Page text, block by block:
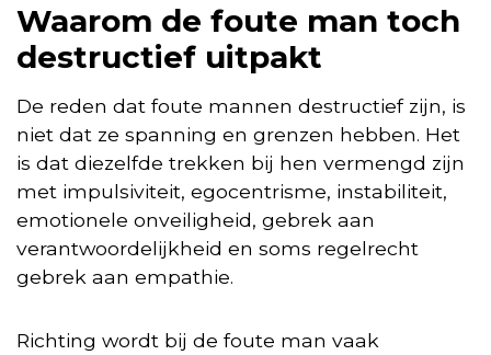
Waarom de foute man toch
destructief uitpakt
De reden dat foute mannen destructief zijn, is
niet dat ze spanning en grenzen hebben. Het
is dat diezelfde trekken bij hen vermengd zijn
met impulsiviteit, egocentrisme, instabiliteit,
emotionele onveiligheid, gebrek aan
verantwoordelijkheid en soms regelrecht
gebrek aan empathie.
Richting wordt bij de foute man vaak